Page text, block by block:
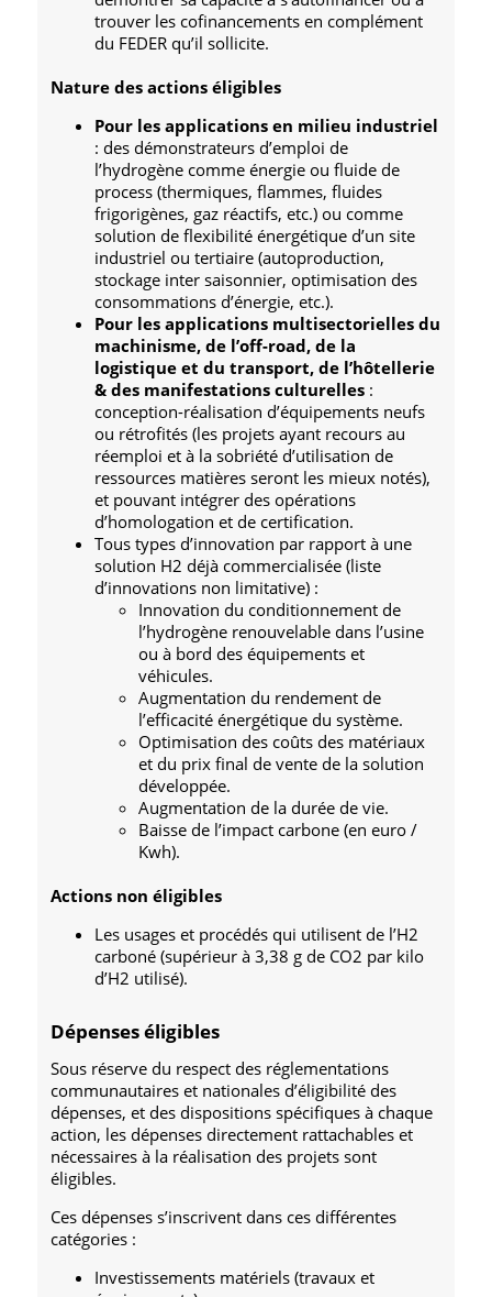
trouver les cofinancements en complément
du FEDER qu’il sollicite.
Nature des actions éligibles
Pour les applications en milieu industriel
: des démonstrateurs d’emploi de
l’hydrogène comme énergie ou fluide de
process (thermiques, flammes, fluides
frigorigènes, gaz réactifs, etc.) ou comme
solution de flexibilité énergétique d’un site
industriel ou tertiaire (autoproduction,
stockage inter saisonnier, optimisation des
consommations d’énergie, etc.).
Pour les applications multisectorielles du
machinisme, de l’off-road, de la
logistique et du transport,de l’hôtellerie
& des manifestations culturelles :
conception-réalisation d’équipements neufs
ou rétrofités (les projets ayant recours au
réemploi et à la sobriété d’utilisation de
ressources matières seront les mieux notés),
et pouvant intégrer des opérations
d’homologation et de certification.
Tous types d’innovation par rapport à une
solution H2 déjà commercialisée (liste
d’innovations non limitative) :
Innovation du conditionnement de
l’hydrogène renouvelable dans l’usine
ou à bord des équipements et
véhicules.
Augmentation du rendement de
l’efficacité énergétique du système.
Optimisation des coûts des matériaux
et du prix final de vente de la solution
développée.
Augmentation de la durée de vie.
Baisse de l’impact carbone (en euro /
Kwh).
Actions non éligibles
Les usages et procédés qui utilisent de l’H2
carboné (supérieur à 3,38 g de CO2 par kilo
d’H2 utilisé).
Dépenses éligibles
Sous réserve du respect des réglementations
communautaires et nationales d’éligibilité des
dépenses, et des dispositions spécifiques à chaque
action, les dépenses directement rattachables et
nécessaires à la réalisation des projets sont
éligibles.
Ces dépenses s’inscrivent dans ces différentes
catégories :
Investissements matériels (travaux et